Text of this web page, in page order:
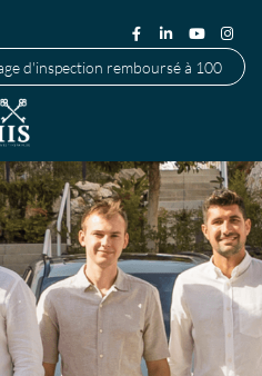
d'inspection remboursé à 100